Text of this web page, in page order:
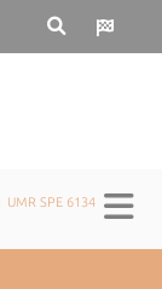
UMR SPE 6134